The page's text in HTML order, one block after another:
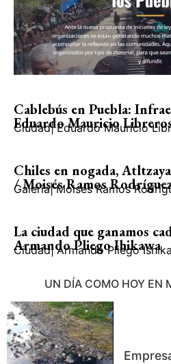
Cablebús en Puebla:
Eduardo Mauricio
Ciudad| Eduardo Mauricio
Chiles en nogada,
/ Moisés Ramos
Galería| Moisés Ramos
La ciudad que ganamos
Armando Pliego Ihikawa
Ciudad| Armando Pliego
UN DÍA COMO HOY EN